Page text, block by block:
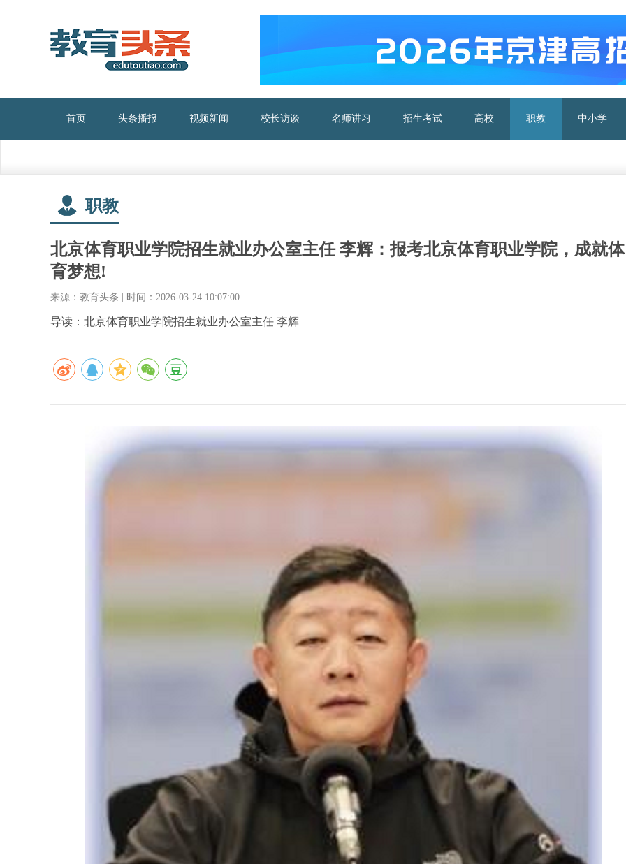
首页 头条播报 视频新闻 校长访谈 名师讲习 招生考试 高校 职教 中小学
职教
北京体育职业学院招生就业办公室主任 李辉：报考北京体育职业学院，成就体
育梦想!
来源：教育头条 | 时间：2026-03-24 10:07:00
导读：北京体育职业学院招生就业办公室主任 李辉